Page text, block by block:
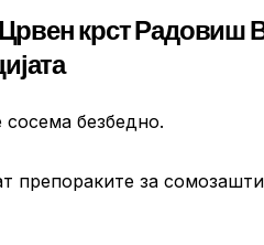
крст Радовиш
безбедно.
препораките за